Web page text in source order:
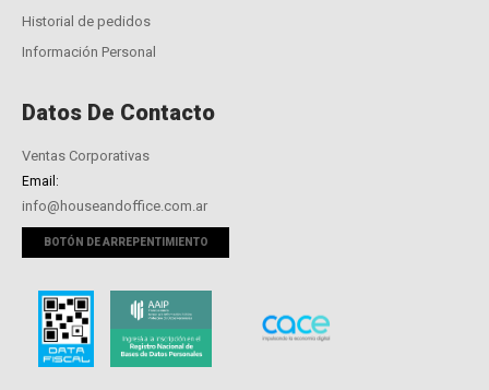
Historial de pedidos
Información Personal
Datos De Contacto
Ventas Corporativas
Email:
info@houseandoffice.com.ar
BOTÓN DE ARREPENTIMIENTO